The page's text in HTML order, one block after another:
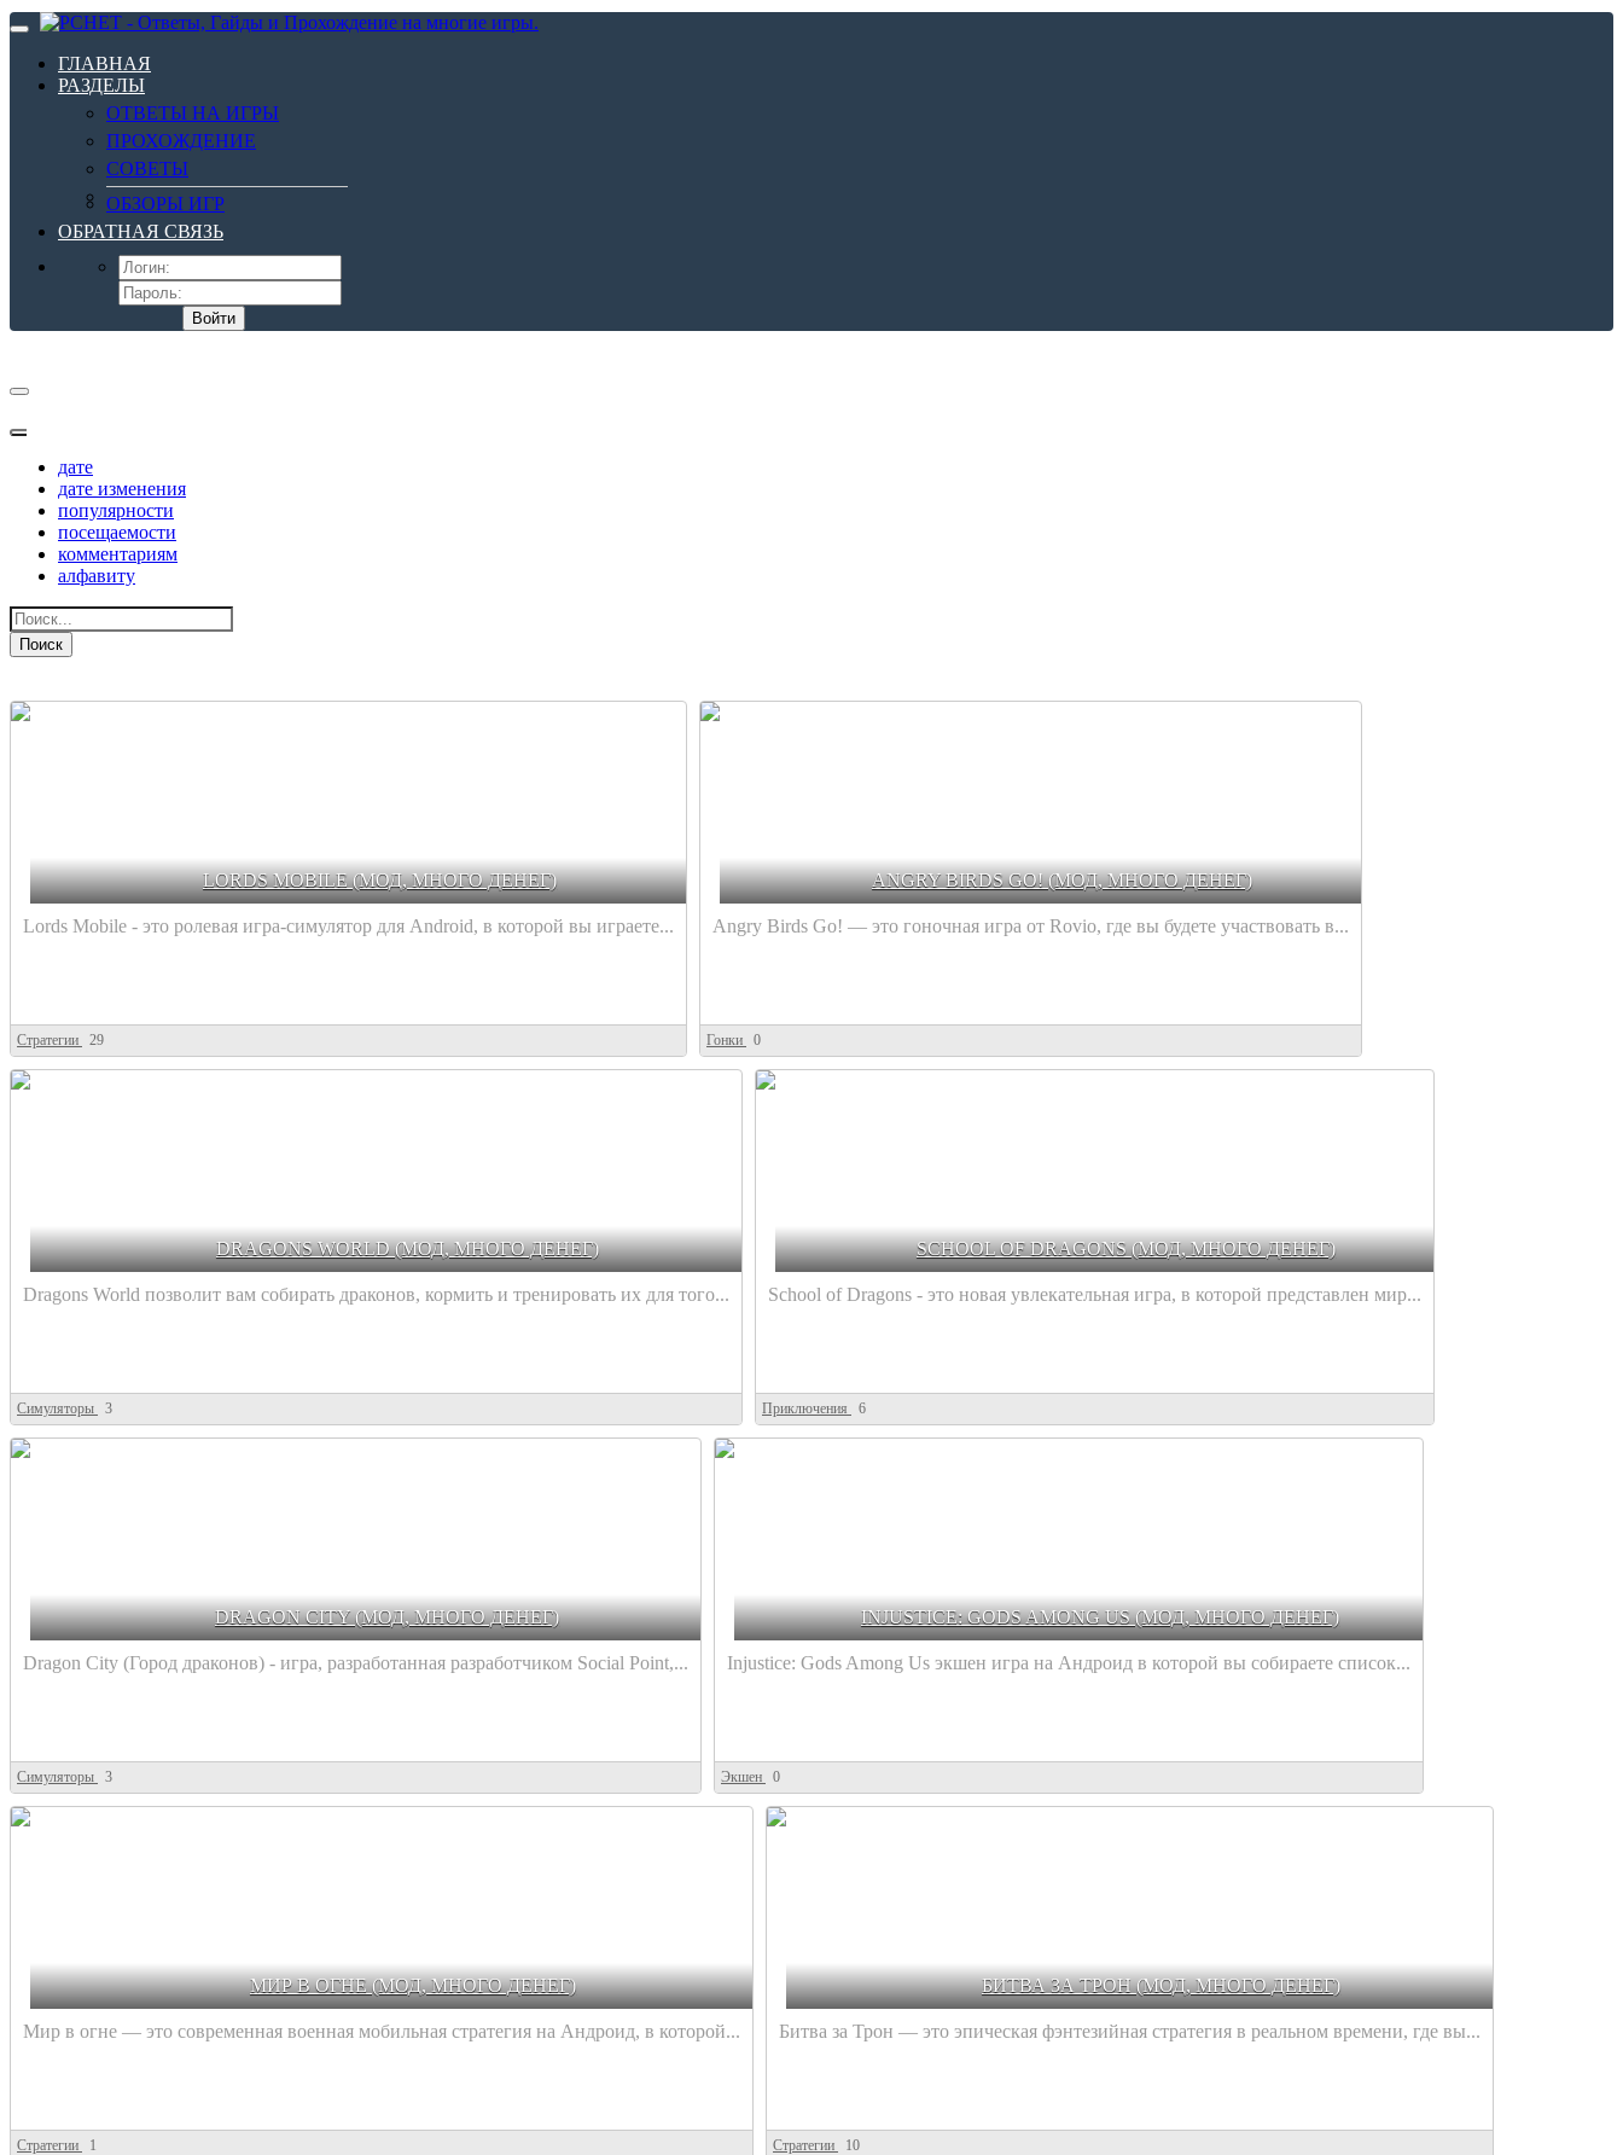
ГЛАВНАЯ
РАЗДЕЛЫ
ОТВЕТЫ НА ИГРЫ
ПРОХОЖДЕНИЕ
СОВЕТЫ
ОБЗОРЫ ИГР
ОБРАТНАЯ СВЯЗЬ
Войти
дате
дате изменения
популярности
посещаемости
комментариям
алфавиту
Поиск
LORDS MOBILE (МОД, МНОГО ДЕНЕГ)
Lords Mobile - это ролевая игра-симулятор для Android, в которой вы играете...
Стратегии 29
ANGRY BIRDS GO! (МОД, МНОГО ДЕНЕГ)
Angry Birds Go! — это гоночная игра от Rovio, где вы будете участвовать в...
Гонки 0
DRAGONS WORLD (МОД, МНОГО ДЕНЕГ)
Dragons World позволит вам собирать драконов, кормить и тренировать их для того...
Симуляторы 3
SCHOOL OF DRAGONS (МОД, МНОГО ДЕНЕГ)
School of Dragons - это новая увлекательная игра, в которой представлен мир...
Приключения 6
DRAGON CITY (МОД, МНОГО ДЕНЕГ)
Dragon City (Город драконов) - игра, разработанная разработчиком Social Point,...
Симуляторы 3
INJUSTICE: GODS AMONG US (МОД, МНОГО ДЕНЕГ)
Injustice: Gods Among Us экшен игра на Андроид в которой вы собираете список...
Экшен 0
МИР В ОГНЕ (МОД, МНОГО ДЕНЕГ)
Мир в огне — это современная военная мобильная стратегия на Андроид, в которой...
Стратегии 1
БИТВА ЗА ТРОН (МОД, МНОГО ДЕНЕГ)
Битва за Трон — это эпическая фэнтезийная стратегия в реальном времени, где вы...
Стратегии 10